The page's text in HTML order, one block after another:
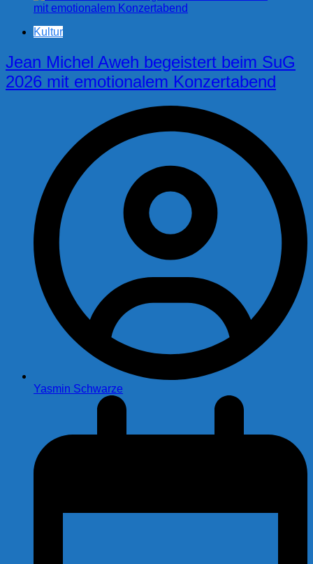
Kultur
Jean Michel Aweh begeistert beim SuG
2026 mit emotionalem Konzertabend
Yasmin Schwarze